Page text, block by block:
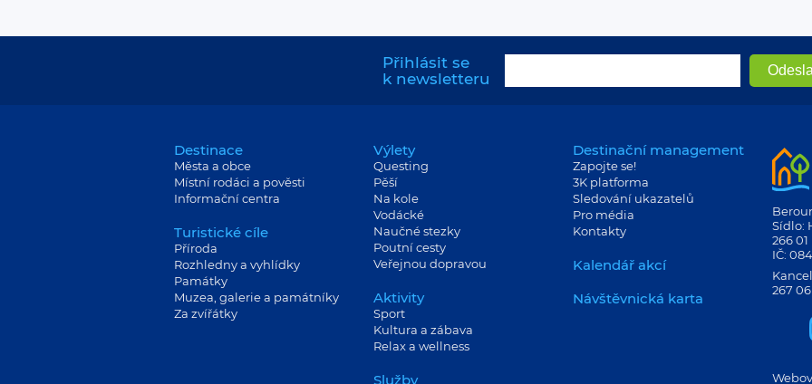
Přihlásit se
k newsletteru
Destinace
Města a obce
Místní rodáci a pověsti
Informační centra
Turistické cíle
Příroda
Rozhledny a vyhlídky
Památky
Muzea, galerie a památníky
Za zvířátky
Výlety
Questing
Pěší
Na kole
Vodácké
Naučné stezky
Poutní cesty
Veřejnou dopravou
Aktivity
Sport
Kultura a zábava
Relax a wellness
Služby
Destinační management
Zapojte se!
3K platforma
Sledování ukazatelů
Pro média
Kontakty
Kalendář akcí
Návštěvnická karta
Sídlo:
266
IČ:
267